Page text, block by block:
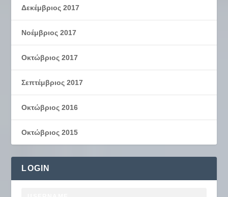
Δεκέμβριος 2017
Νοέμβριος 2017
Οκτώβριος 2017
Σεπτέμβριος 2017
Οκτώβριος 2016
Οκτώβριος 2015
LOGIN